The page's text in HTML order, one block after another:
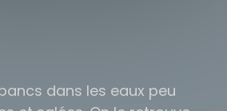
dans les eaux peu